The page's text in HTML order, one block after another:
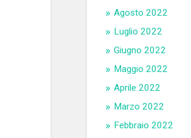
Agosto 2022
Luglio 2022
Giugno 2022
Maggio 2022
Aprile 2022
Marzo 2022
Febbraio 2022